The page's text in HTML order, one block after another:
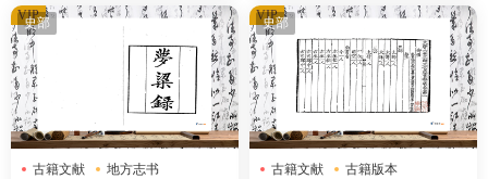
史部
古籍文献
地方志书
VIP 史部
古籍文献
古籍版本
VIP